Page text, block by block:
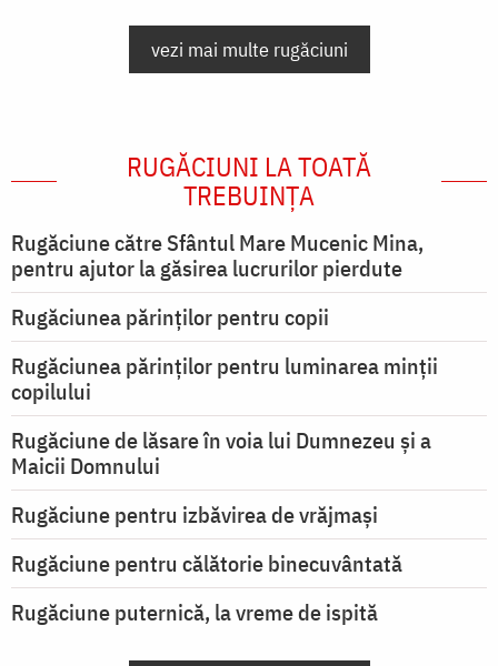
vezi mai multe rugăciuni
RUGĂCIUNI LA TOATĂ
TREBUINȚA
Rugăciune către Sfântul Mare Mucenic Mina,
pentru ajutor la găsirea lucrurilor pierdute
Rugăciunea părinților pentru copii
Rugăciunea părinților pentru luminarea minţii
copilului
Rugăciune de lăsare în voia lui Dumnezeu şi a
Maicii Domnului
Rugăciune pentru izbăvirea de vrăjmași
Rugăciune pentru călătorie binecuvântată
Rugăciune puternică, la vreme de ispită